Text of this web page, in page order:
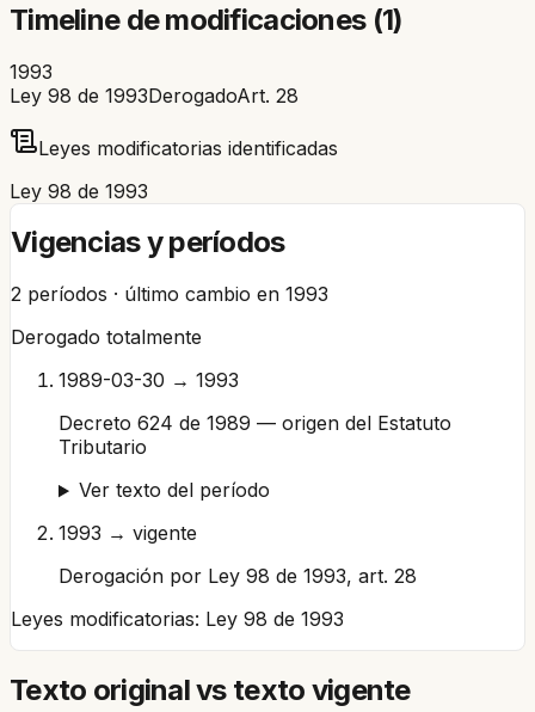
Timeline de modificaciones (1)
1993
Ley 98 de 1993DerogadoArt. 28
Leyes modificatorias identificadas
Ley 98 de 1993
Vigencias y períodos
2 períodos · último cambio en 1993
Derogado totalmente
1989-03-30 → 1993
Decreto 624 de 1989 — origen del Estatuto
Tributario
Ver texto del período
1993 → vigente
Derogación por Ley 98 de 1993, art. 28
Leyes modificatorias: Ley 98 de 1993
Texto original vs texto vigente